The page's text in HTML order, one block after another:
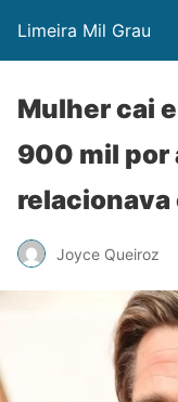
Limeira Mil Grau
Mulher cai
900 mil por
relacionava
Joyce Queiroz